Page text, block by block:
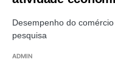
Desempenho do
pesquisa
ADMIN